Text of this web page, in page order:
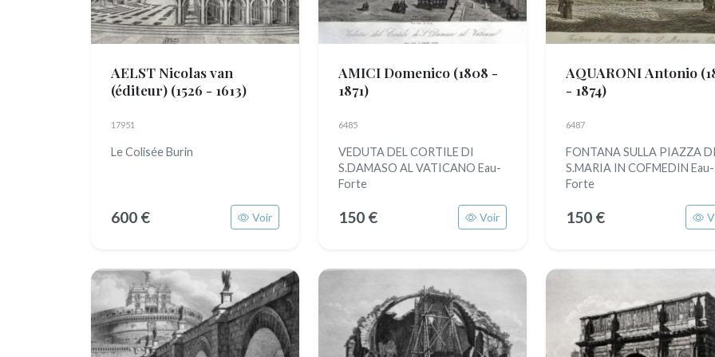
AELST Nicolas van
(éditeur) (1526 - 1613)
17951
Le Colisée Burin
600 € Voir
AMICI Domenico (1808 -
1871)
6485
VEDUTA DEL CORTILE DI
S.DAMASO AL VATICANO Eau-
Forte
150 € Voir
AQUARONI Antonio
- 1874)
6487
FONTANA SULLA PIAZZA DI
S.MARIA IN COFMEDIN Eau-
Forte
150 €